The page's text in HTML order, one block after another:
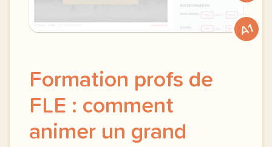
A1
Formation profs de
FLE : comment
animer un grand